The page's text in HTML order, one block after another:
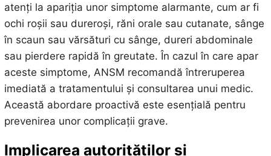
atenți la apariția unor simptome alarmante, cum ar fi
ochi roșii sau dureroși, răni orale sau cutanate, sânge
în scaun sau vărsături cu sânge, dureri abdominale
sau pierdere rapidă în greutate. În cazul în care apar
aceste simptome, ANSM recomandă întreruperea
imediată a tratamentului și consultarea unui medic.
Această abordare proactivă este esențială pentru
prevenirea unor complicații grave.
Implicarea autorităților și